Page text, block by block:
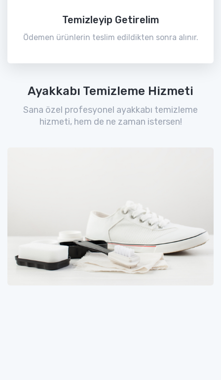
Temizleyip Getirelim
Ödemen ürünlerin teslim edildikten sonra alınır.
Ayakkabı Temizleme Hizmeti
Sana özel profesyonel ayakkabı temizleme
hizmeti, hem de ne zaman istersen!